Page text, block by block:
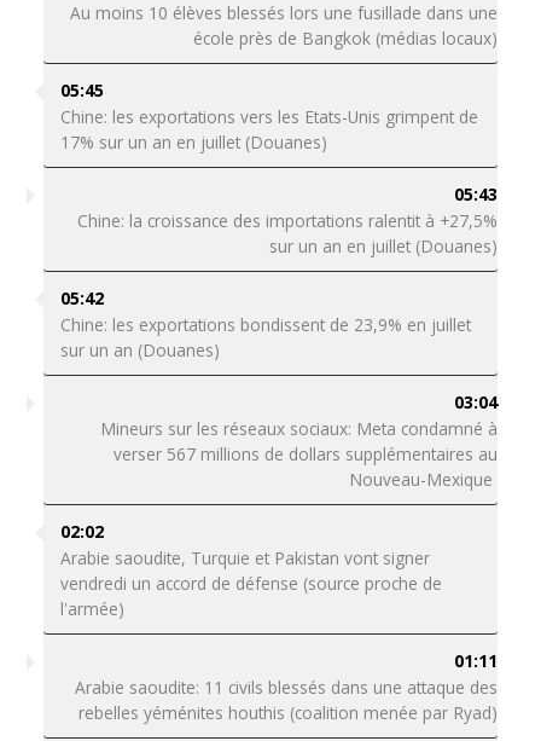
Au moins 10 élèves blessés lors une fusillade dans une
école près de Bangkok (médias locaux)
05:45
Chine: les exportations vers les Etats-Unis grimpent de
17% sur un an en juillet (Douanes)
05:43
Chine: la croissance des importations ralentit à +27,5%
sur un an en juillet (Douanes)
05:42
Chine: les exportations bondissent de 23,9% en juillet
sur un an (Douanes)
03:04
Mineurs sur les réseaux sociaux: Meta condamné à
verser 567 millions de dollars supplémentaires au
Nouveau-Mexique
02:02
Arabie saoudite, Turquie et Pakistan vont signer
vendredi un accord de défense (source proche de
l'armée)
01:11
Arabie saoudite: 11 civils blessés dans une attaque des
rebelles yéménites houthis (coalition menée par Ryad)